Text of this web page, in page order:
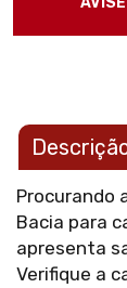
Procurando
Bacia para
apresenta
Verifique a